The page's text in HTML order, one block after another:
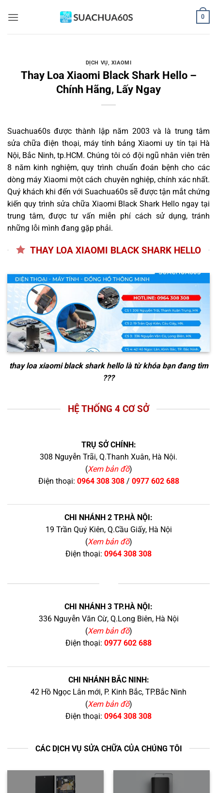
qua
0
DỊCH VỤ, XIAOMI
Thay Loa Xiaomi Black Shark Hello –
Chính Hãng, Lấy Ngay
Suachua60s được thành lập năm 2003 và là trung tâm
sửa chữa điện thoại, máy tính bảng Xiaomi uy tín tại Hà
Nội, Bắc Ninh, tp.HCM. Chúng tôi có đội ngũ nhân viên trên
8 năm kinh nghiệm, quy trình chuẩn đoán bệnh cho các
dòng máy Xiaomi một cách chuyên nghiệp, chính xác nhất.
Quý khách khi đến với Suachua60s sẽ được tận mắt chứng
kiến quy trình sửa chữa Xiaomi Black Shark Hello ngay tại
trung tâm, được tư vấn miễn phí cách sử dụng, tránh
những lỗi mình đang gặp phải.
THAY LOA XIAOMI BLACK SHARK HELLO
thay loa xiaomi black shark hellolà từ khóa bạn đang tìm
???
HỆ THỐNG 4 CƠ SỞ
TRỤ SỞ CHÍNH:
308 Nguyễn Trãi, Q.Thanh Xuân, Hà Nội.
(Xem bản đồ)
Điện thoại: 0964 308 308/ 0977 602 688
CHI NHÁNH 2 TP.HÀ NỘI:
19 Trần Quý Kiên, Q.Cầu Giấy, Hà Nội
(Xem bản đồ)
Điện thoại: 0964 308 308
CHI NHÁNH 3 TP.HÀ NỘI:
336 Nguyễn Văn Cừ, Q.Long Biên, Hà Nội
(Xem bản đồ)
Điện thoại: 0977 602 688
CHI NHÁNH BẮC NINH:
42 Hồ Ngọc Lân mới, P. Kinh Bắc, TP.Bắc Ninh
(Xem bản đồ)
Điện thoại: 0964 308 308
CÁC DỊCH VỤ SỬA CHỮA CỦA CHÚNG TÔI